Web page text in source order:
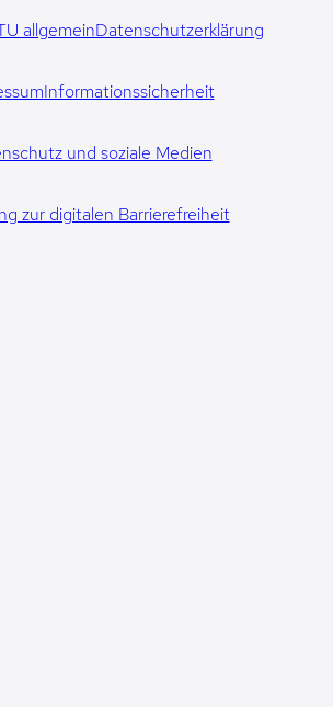
allgemeinDatenschutzerklärung
Informationssicherheit
und soziale Medien
zur digitalen Barrierefreiheit